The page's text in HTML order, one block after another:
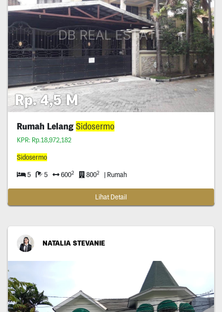
Rp. 4,5 M
Rumah Lelang Sidosermo
KPR: Rp.18,972,182
Sidosermo
5 5 6002 8002 | Rumah
Lihat Detail
NATALIA STEVANIE